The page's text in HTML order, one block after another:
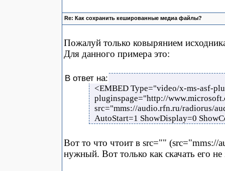
Re: Как сохранить кешированные медиа файлы?
Пожалуй только ковырянием
Для данного примера это:
В ответ на:
<EMBED Type="video/x-ms-asf-
pluginspage="http://
src="mms://audio.rfn.ru/radiorus/
AutoStart=1 ShowDisplay=0
Вот то что чтоит в src="" (src="mms://
нужный. Вот только как скачать его